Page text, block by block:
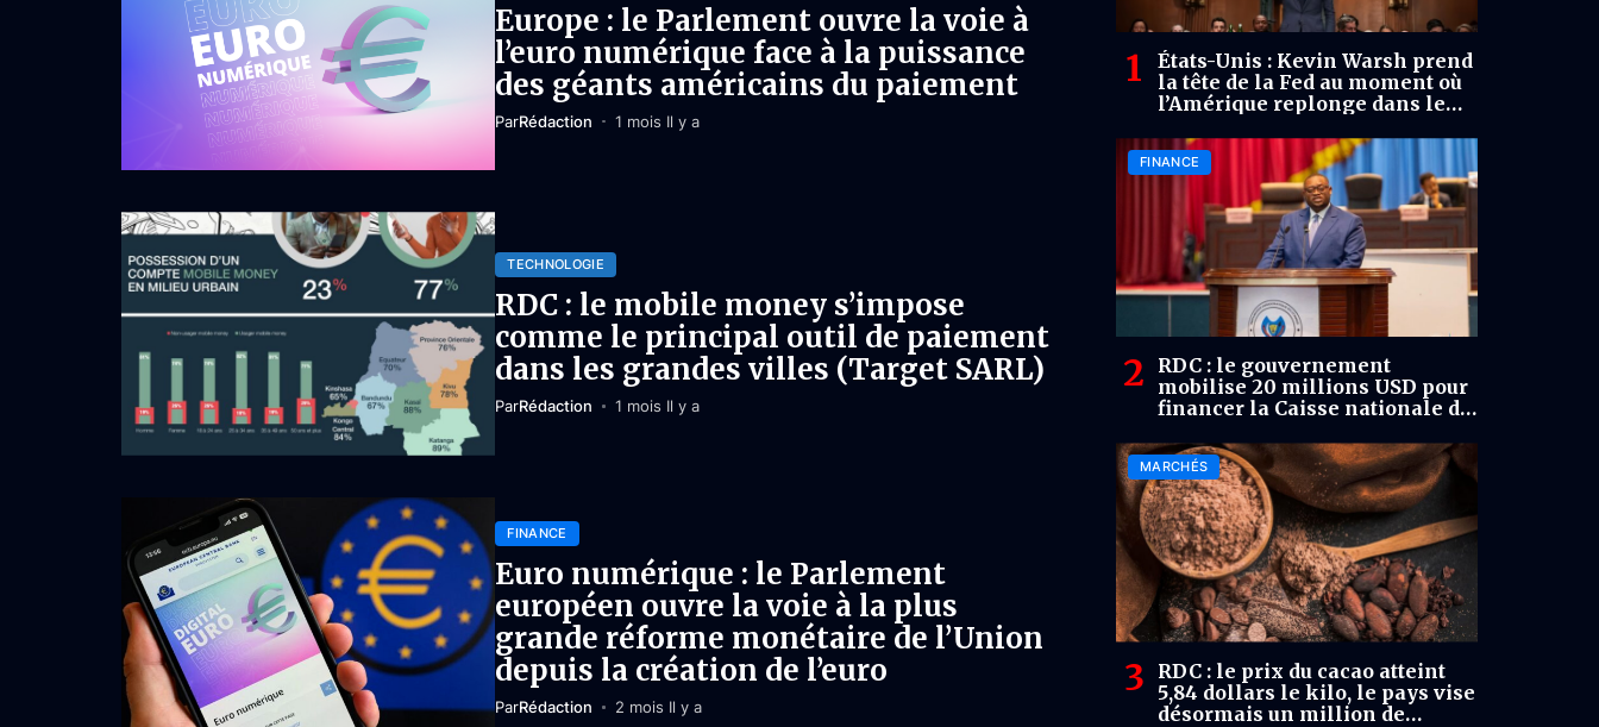
Europe : le Parlement ouvre la voie à
l’euro numérique face à la puissance
des géants américains du paiement
ParRédaction 1 mois Il y a
TECHNOLOGIE
RDC : le mobile money s’impose
comme le principal outil de paiement
dans les grandes villes (Target SARL)
ParRédaction 1 mois Il y a
FINANCE
Euro numérique : le Parlement
européen ouvre la voie à la plus
grande réforme monétaire de l’Union
depuis la création de l’euro
ParRédaction 2 mois Il y a
États-Unis : Kevin Warsh prend
la tête de la Fed au moment où
l’Amérique replonge dans le
FINANCE
RDC : le gouvernement
mobilise 20 millions USD pour
financer la Caisse nationale de
MARCHÉS
RDC : le prix du cacao atteint
5,84 dollars le kilo, le pays vise
désormais un million de